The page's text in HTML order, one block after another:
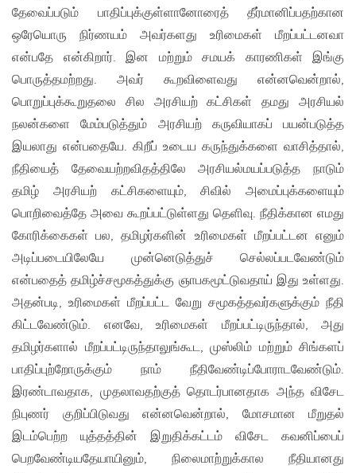
தேவைப்படும் பாதிப்புக்குள்ளானோரைத் தீர்மானிப்பதற்கான
ஒரேயொரு நிர்ணயம் அவர்களது உரிமைகள் மீறப்பட்டனவா
என்பதே என்கிறார். இன மற்றும் சமயக் காரணிகள் இங்கு
பொருத்தமற்றது. அவர் கூறவிளைவது என்னவென்றால்,
பொறுப்புக்கூறுதலை சில அரசியற் கட்சிகள் தமது அரசியல்
நலன்களை மேம்படுத்தும் அரசியற் கருவியாகப் பயன்படுத்த
இயலாது என்பதையே. கிறீப் உடைய கருந்துக்களை வாசித்தால்,
நீதியைத் தேவையற்றவிதத்திலே அரசியல்மயப்படுத்த நாடும்
தமிழ் அரசியற் கட்சிகளையும், சிவில் அமைப்புக்களையும்
பொறிவைத்தே அவை கூறப்பட்டுள்ளது தெளிவு. நீதிக்கான எமது
கோரிக்கைகள் பல, தமிழர்களின் உரிமைகள் மீறப்பட்டன எனும்
அடிப்படையிலேயே முன்னெடுத்துச் செல்லப்படவேண்டும்
என்பதைத் தமிழ்ச்சமூகத்துக்கு ஞாபகமூட்டுவதாய் இது உள்ளது.
அதன்படி, உரிமைகள் மீறப்பட்ட வேறு சமூகத்தவர்களுக்கும் நீதி
கிட்டவேண்டும். எனவே, உரிமைகள் மீறப்பட்டிருந்தால், அது
தமிழர்களால் மீறப்பட்டிருந்தாலுங்கூட, முஸ்லிம் மற்றும் சிங்களப்
பாதிப்புற்றோருக்கும் நாம் நீதிவேண்டிப்போராடவேண்டும்.
இரண்டாவதாக, முதலாவதற்குத் தொடர்பானதாக அந்த விசேட
நிபுணர் குறிப்பிடுவது என்னவென்றால், மோசமான மீறுதல்
இடம்பெற்ற யுத்தத்தின் இறுதிக்கட்டம் விசேட கவனிப்பைப்
பெறவேண்டியதேயாயினும், நிலைமாற்றுக்கால நீதியானது